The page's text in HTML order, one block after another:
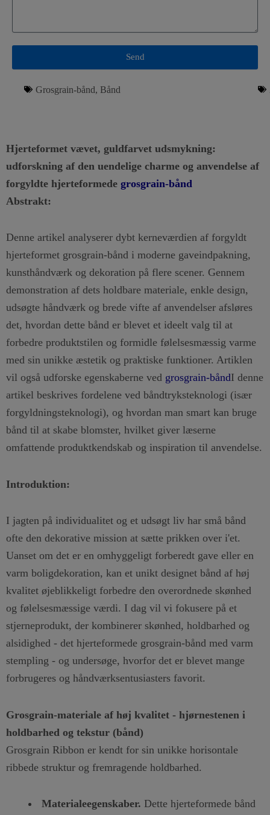
Send
Grosgrain-bånd, Bånd
Hjerteformet vævet, guldfarvet udsmykning:
udforskning af den uendelige charme og anvendelse af
forgyldte hjerteformede grosgrain-bånd
Abstrakt:
Denne artikel analyserer dybt kerneværdien af forgyldt
hjerteformet grosgrain-bånd i moderne gaveindpakning,
kunsthåndværk og dekoration på flere scener. Gennem
demonstration af dets holdbare materiale, enkle design,
udsøgte håndværk og brede vifte af anvendelser afsløres
det, hvordan dette bånd er blevet et ideelt valg til at
forbedre produktstilen og formidle følelsesmæssig varme
med sin unikke æstetik og praktiske funktioner. Artiklen
vil også udforske egenskaberne ved grosgrain-båndI denne
artikel beskrives fordelene ved båndtryksteknologi (især
forgyldningsteknologi), og hvordan man smart kan bruge
bånd til at skabe blomster, hvilket giver læserne
omfattende produktkendskab og inspiration til anvendelse.
Introduktion:
I jagten på individualitet og et udsøgt liv har små bånd
ofte den dekorative mission at sætte prikken over i'et.
Uanset om det er en omhyggeligt forberedt gave eller en
varm boligdekoration, kan et unikt designet bånd af høj
kvalitet øjeblikkeligt forbedre den overordnede skønhed
og følelsesmæssige værdi. I dag vil vi fokusere på et
stjerneprodukt, der kombinerer skønhed, holdbarhed og
alsidighed - det hjerteformede grosgrain-bånd med varm
stempling - og undersøge, hvorfor det er blevet mange
forbrugeres og håndværksentusiasters favorit.
Grosgrain-materiale af høj kvalitet - hjørnestenen i
holdbarhed og tekstur (bånd)
Grosgrain Ribbon er kendt for sin unikke horisontale
ribbede struktur og fremragende holdbarhed.
Materialeegenskaber. Dette hjerteformede bånd